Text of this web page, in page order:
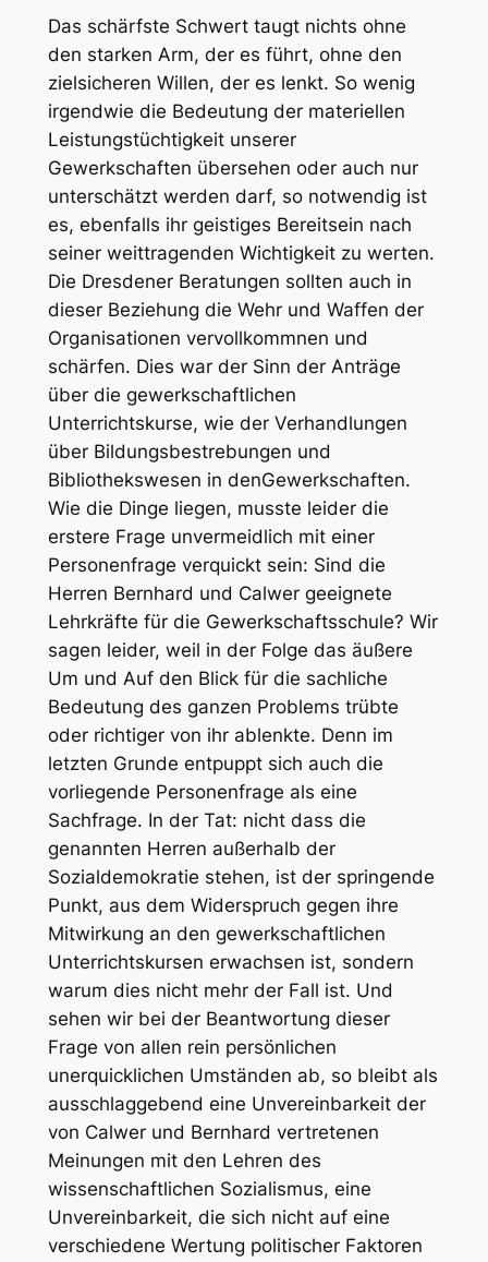
Das schärfste Schwert taugt nichts ohne
den starken Arm, der es führt, ohne den
zielsicheren Willen, der es lenkt. So wenig
irgendwie die Bedeutung der materiellen
Leistungstüchtigkeit unserer
Gewerkschaften übersehen oder auch nur
unterschätzt werden darf, so notwendig ist
es, ebenfalls ihr geistiges Bereitsein nach
seiner weittragenden Wichtigkeit zu werten.
Die Dresdener Beratungen sollten auch in
dieser Beziehung die Wehr und Waffen der
Organisationen vervollkommnen und
schärfen. Dies war der Sinn der Anträge
über die gewerkschaftlichen
Unterrichtskurse, wie der Verhandlungen
über Bildungsbestrebungen und
Bibliothekswesen in denGewerkschaften.
Wie die Dinge liegen, musste leider die
erstere Frage unvermeidlich mit einer
Personenfrage verquickt sein: Sind die
Herren Bernhard und Calwer geeignete
Lehrkräfte für die Gewerkschaftsschule? Wir
sagen leider, weil in der Folge das äußere
Um und Auf den Blick für die sachliche
Bedeutung des ganzen Problems trübte
oder richtiger von ihr ablenkte. Denn im
letzten Grunde entpuppt sich auch die
vorliegende Personenfrage als eine
Sachfrage. In der Tat: nicht dass die
genannten Herren außerhalb der
Sozialdemokratie stehen, ist der springende
Punkt, aus dem Widerspruch gegen ihre
Mitwirkung an den gewerkschaftlichen
Unterrichtskursen erwachsen ist, sondern
warum dies nicht mehr der Fall ist. Und
sehen wir bei der Beantwortung dieser
Frage von allen rein persönlichen
unerquicklichen Umständen ab, so bleibt als
ausschlaggebend eine Unvereinbarkeit der
von Calwer und Bernhard vertretenen
Meinungen mit den Lehren des
wissenschaftlichen Sozialismus, eine
Unvereinbarkeit, die sich nicht auf eine
verschiedene Wertung politischer Faktoren